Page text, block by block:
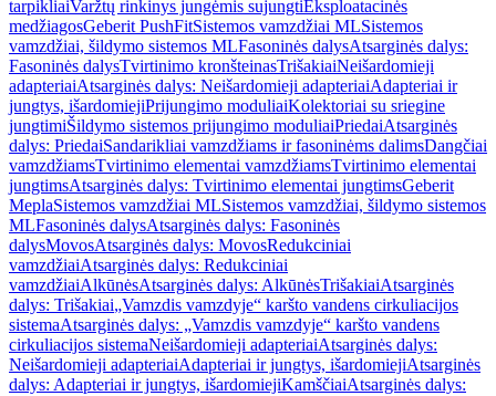
tarpikliaiVaržtų rinkinys jungėmis sujungtiEksploatacinės
medžiagosGeberit PushFitSistemos vamzdžiai MLSistemos
vamzdžiai, šildymo sistemos MLFasoninės dalysAtsarginės dalys:
Fasoninės dalysTvirtinimo kronšteinasTrišakiaiNeišardomieji
adapteriaiAtsarginės dalys: Neišardomieji adapteriaiAdapteriai ir
jungtys, išardomiejiPrijungimo moduliaiKolektoriai su sriegine
jungtimiŠildymo sistemos prijungimo moduliaiPriedaiAtsarginės
dalys: PriedaiSandarikliai vamzdžiams ir fasoninėms dalimsDangčiai
vamzdžiamsTvirtinimo elementai vamzdžiamsTvirtinimo elementai
jungtimsAtsarginės dalys: Tvirtinimo elementai jungtimsGeberit
MeplaSistemos vamzdžiai MLSistemos vamzdžiai, šildymo sistemos
MLFasoninės dalysAtsarginės dalys: Fasoninės
dalysMovosAtsarginės dalys: MovosRedukciniai
vamzdžiaiAtsarginės dalys: Redukciniai
vamzdžiaiAlkūnėsAtsarginės dalys: AlkūnėsTrišakiaiAtsarginės
dalys: Trišakiai„Vamzdis vamzdyje“ karšto vandens cirkuliacijos
sistemaAtsarginės dalys: „Vamzdis vamzdyje“ karšto vandens
cirkuliacijos sistemaNeišardomieji adapteriaiAtsarginės dalys:
Neišardomieji adapteriaiAdapteriai ir jungtys, išardomiejiAtsarginės
dalys: Adapteriai ir jungtys, išardomiejiKamščiaiAtsarginės dalys: